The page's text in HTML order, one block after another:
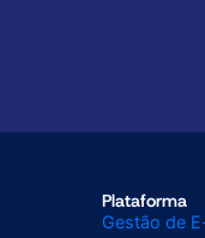
Plataforma
Gestão de